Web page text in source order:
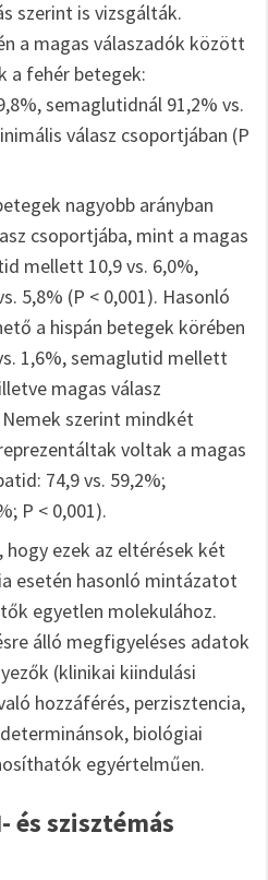
szerint is vizsgálták.
a magas válaszadók között
a fehér betegek:
semaglutidnál 91,2% vs.
válasz csoportjában (P
nagyobb arányban
csoportjába, mint a magas
mellett 10,9 vs. 6,0%,
5,8% (P < 0,001). Hasonló
a hispán betegek körében
1,6%, semaglutid mellett
magas válasz
szerint mindkét
voltak a magas
74,9 vs. 59,2%;
P < 0,001).
hogy ezek az eltérések két
esetén hasonló mintázatot
egyetlen molekulához.
álló megfigyeléses adatok
(klinikai kiindulási
hozzáférés, perzisztencia,
biológiai
egyértelműen.
és szisztémás